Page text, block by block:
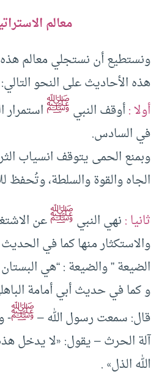
معالم
ونستطيع أن نستجلي معالم
هذه الأحاديث على النحو التالي:
أولا :أوقف النبيﷺاستمرار
في السادس.
وبمنع الحمى يتوقف انسياب
الجاه والقوة والسلطة، وتُحفظ
ثانيا :نهي النبيﷺعن
والاستكثار منها كما في
الضيعة ” والضيعة : “هي البستان
و كما في حديث أبي أمامة
قال: سمعت رسول الله –ﷺ-
آلة الحرث – يقول: «لا يدخل
الله الذل» .